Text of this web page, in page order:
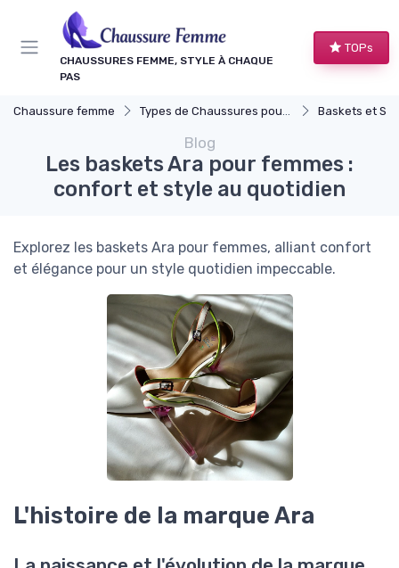
CHAUSSURES FEMME, STYLE À CHAQUE
PAS
TOPs
Chaussure femme Types de Chaussures pour Femmes Baskets et
Blog
Les baskets Ara pour femmes :
confort et style au quotidien
Explorez les baskets Ara pour femmes, alliant confort
et élégance pour un style quotidien impeccable.
L'histoire de la marque Ara
Panneau de gestion des cookies